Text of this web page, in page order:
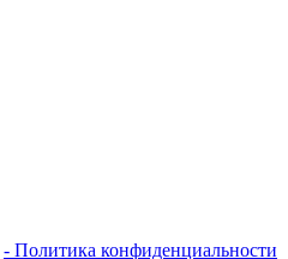
- Политика конфиденциальности